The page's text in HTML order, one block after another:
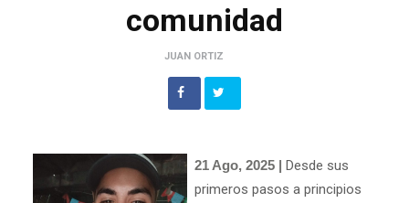
comunidad
JUAN ORTIZ
21 Ago, 2025 | Desde sus
primeros pasos a principios